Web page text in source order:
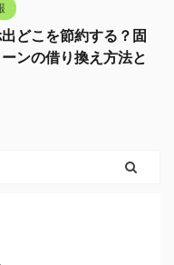
どこを節約する？固
ンの借り換え方法と